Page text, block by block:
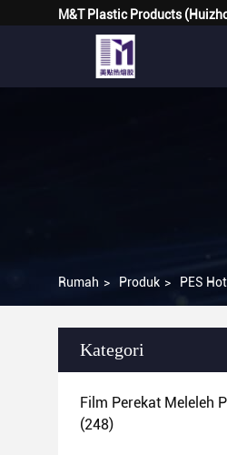
M&T Plastic Products
Rumah > Produk > PES
Kategori
Film Perekat Meleleh
(248)